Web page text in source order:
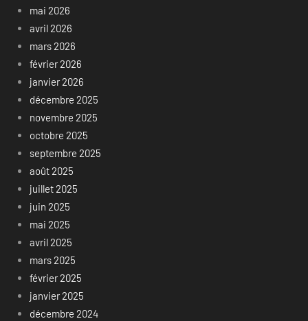
mai 2026
avril 2026
mars 2026
février 2026
janvier 2026
décembre 2025
novembre 2025
octobre 2025
septembre 2025
août 2025
juillet 2025
juin 2025
mai 2025
avril 2025
mars 2025
février 2025
janvier 2025
décembre 2024